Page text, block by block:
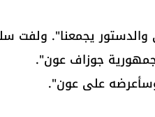
يجمعنا". ولفت
جوزاف عون".
على عون".